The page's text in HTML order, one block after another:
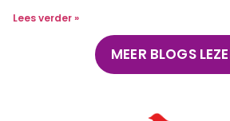
Lees verder »
MEER BLOGS